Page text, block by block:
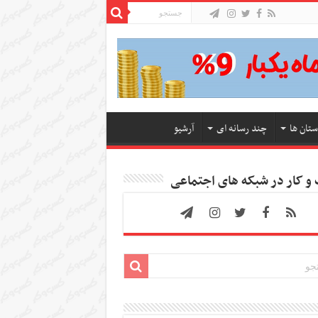
ها چند رسانه ای آرشیو
کار در شبکه های اجتماعی